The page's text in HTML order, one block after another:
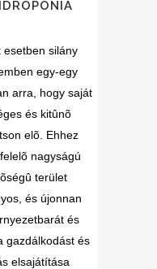
esetben silány
egy-egy
arra, hogy saját
és kitûnõ
elõ. Ehhez
nagyságú
terület
és újonnan
és
gazdálkodást és
elsajátítása